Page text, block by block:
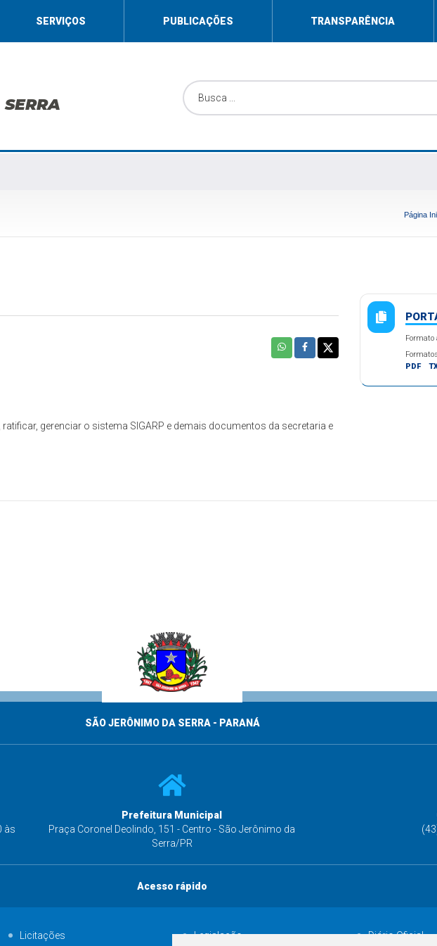
SERVIÇOS PUBLICAÇÕES TRANSPARÊNCIA
Página
gerenciar o sistema SIGARP e demais documentos da secretaria e
Formatos
PDF
SÃO JERÔNIMO DA SERRA - PARANÁ
às
Prefeitura Municipal
Praça Coronel Deolindo, 151 - Centro - São Jerônimo da
Serra/PR
Acesso rápido
Licitações Legislação Diário Oficial